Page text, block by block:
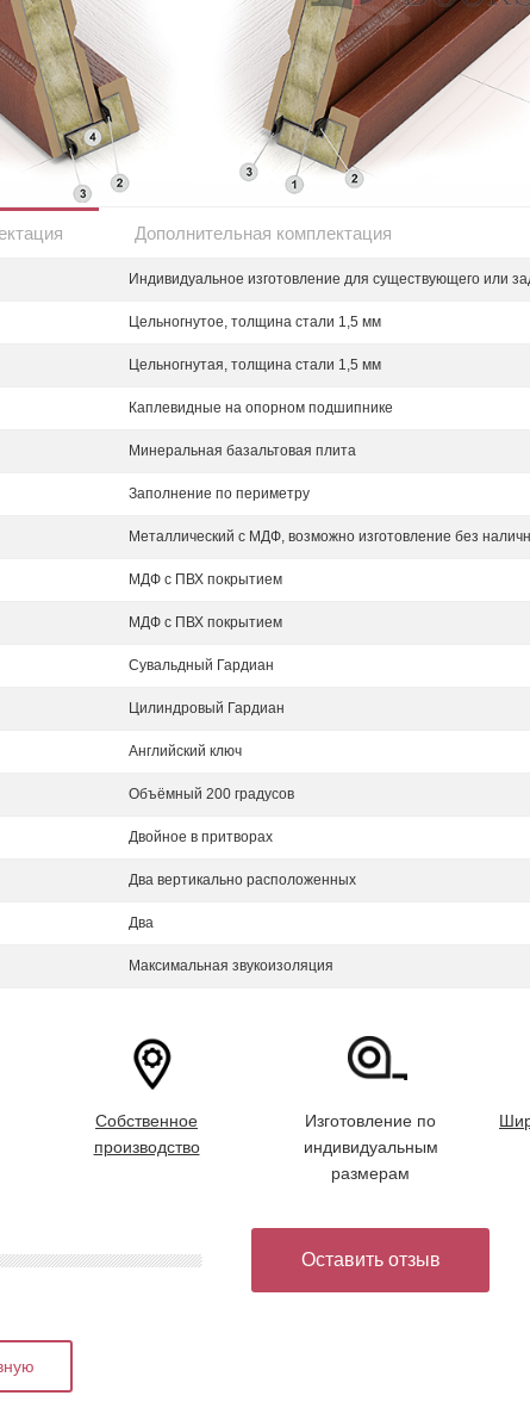
Дополнительная комплектация
Индивидуальное изготовление для существующего или
Цельногнутое, толщина стали 1,5 мм
Цельногнутая, толщина стали 1,5 мм
Каплевидные на опорном подшипнике
Минеральная базальтовая плита
Заполнение по периметру
Металлический с МДФ, возможно изготовление без
МДФ с ПВХ покрытием
МДФ с ПВХ покрытием
Сувальдный Гардиан
Цилиндровый Гардиан
Английский ключ
Объёмный 200 градусов
Двойное в притворах
Два вертикально расположенных
Два
Максимальная звукоизоляция
Собственное
производство
Изготовление по
индивидуальным
размерам
Оставить отзыв